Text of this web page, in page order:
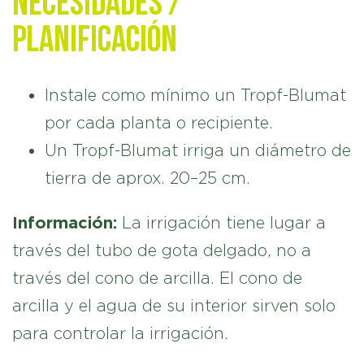
planificación
Instale como mínimo un Tropf-Blumat
por cada planta o recipiente.
Un Tropf-Blumat irriga un diámetro de
tierra de aprox. 20–25 cm.
Información: La irrigación tiene lugar a
través del tubo de gota delgado, no a
través del cono de arcilla. El cono de
arcilla y el agua de su interior sirven solo
para controlar la irrigación.